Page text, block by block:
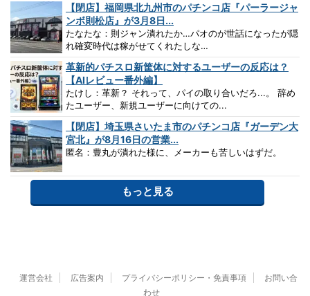
【閉店】福岡県北九州市のパチンコ店『パーラージャ
ンボ則松店』が3月8日...
たなたな：則ジャン潰れたか…パオのが世話になったが隠
れ確変時代は稼がせてくれたしな…
革新的パチスロ新筐体に対するユーザーの反応は？
【AIレビュー番外編】
たけし：革新？ それって、パイの取り合いだろ...。 辞め
たユーザー、新規ユーザーに向けての...
【閉店】埼玉県さいたま市のパチンコ店『ガーデン大
宮北』が8月16日の営業...
匿名：豊丸が潰れた様に、メーカーも苦しいはずだ。
もっと見る
運営会社 広告案内 プライバシーポリシー・免責事項
お問い合
わせ